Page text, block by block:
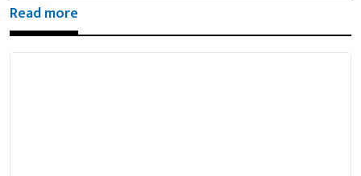
Read more